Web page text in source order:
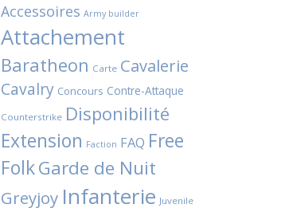
Accessoires Army builder
Attachement
Baratheon Carte Cavalerie
Cavalry Concours Contre-Attaque
Counterstrike Disponibilité
Extension Faction FAQ Free
FolkGarde de Nuit
Greyjoy Infanterie Juvenile